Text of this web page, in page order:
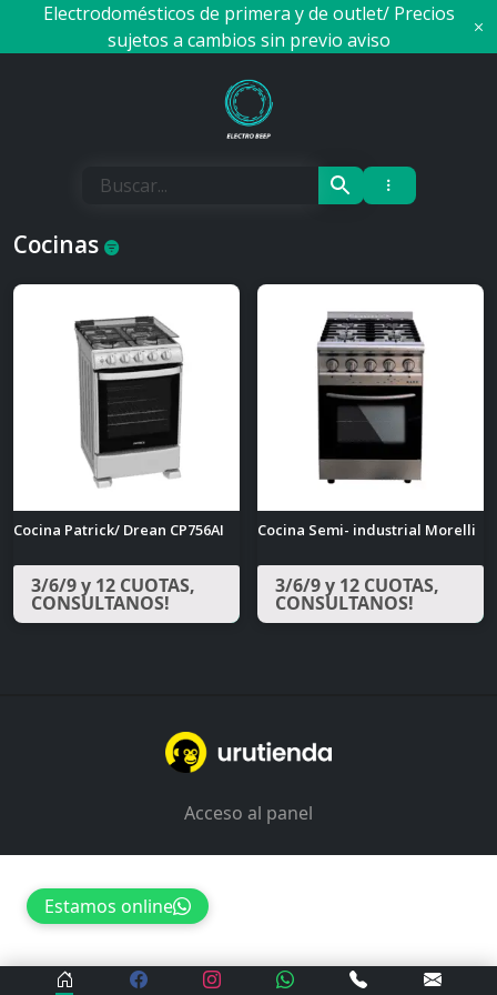
Electrodomésticos de primera y de outlet/ Precios
sujetos a cambios sin previo aviso
Electro Beep
Cocinas
Cocina Patrick/ Drean CP756AI
3/6/9 y 12 CUOTAS,
CONSULTANOS!
Cocina Semi- industrial Morelli
3/6/9 y 12 CUOTAS,
CONSULTANOS!
Acceso al panel
Estamos online